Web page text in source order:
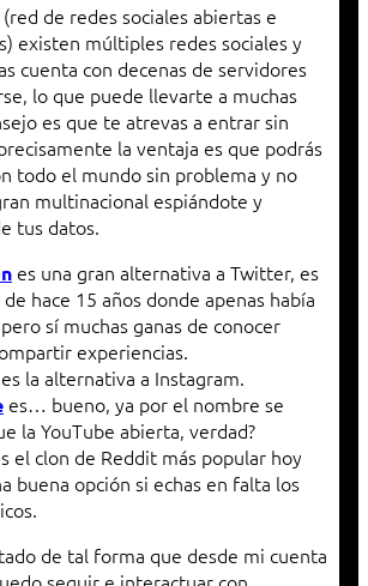
de redes sociales abiertas e
existen múltiples redes sociales y
cuenta con decenas de servidores
lo que puede llevarte a muchas
es que te atrevas a entrar sin
la ventaja es que podrás
todo el mundo sin problema y no
multinacional espiándote y
tus datos.
es una gran alternativa a Twitter, es
hace 15 años donde apenas había
sí muchas ganas de conocer
experiencias.
es la alternativa a Instagram.
es… bueno, ya por el nombre se
la YouTube abierta, verdad?
el clon de Reddit más popular hoy
buena opción si echas en falta los
de tal forma que desde mi cuenta
seguir e interactuar con